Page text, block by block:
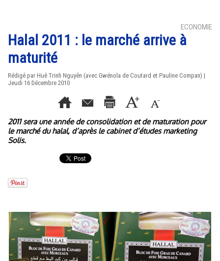
ECONOMIE
Halal 2011 : le marché arrive à
maturité
Rédigé par Huê Trinh Nguyên (avec Gwénola de Coutard et Pauline Compan) |
Jeudi 16 Décembre 2010
2011 sera une année de consolidation et de maturation pour
le marché du halal, d’après le cabinet d’études marketing
Solis.